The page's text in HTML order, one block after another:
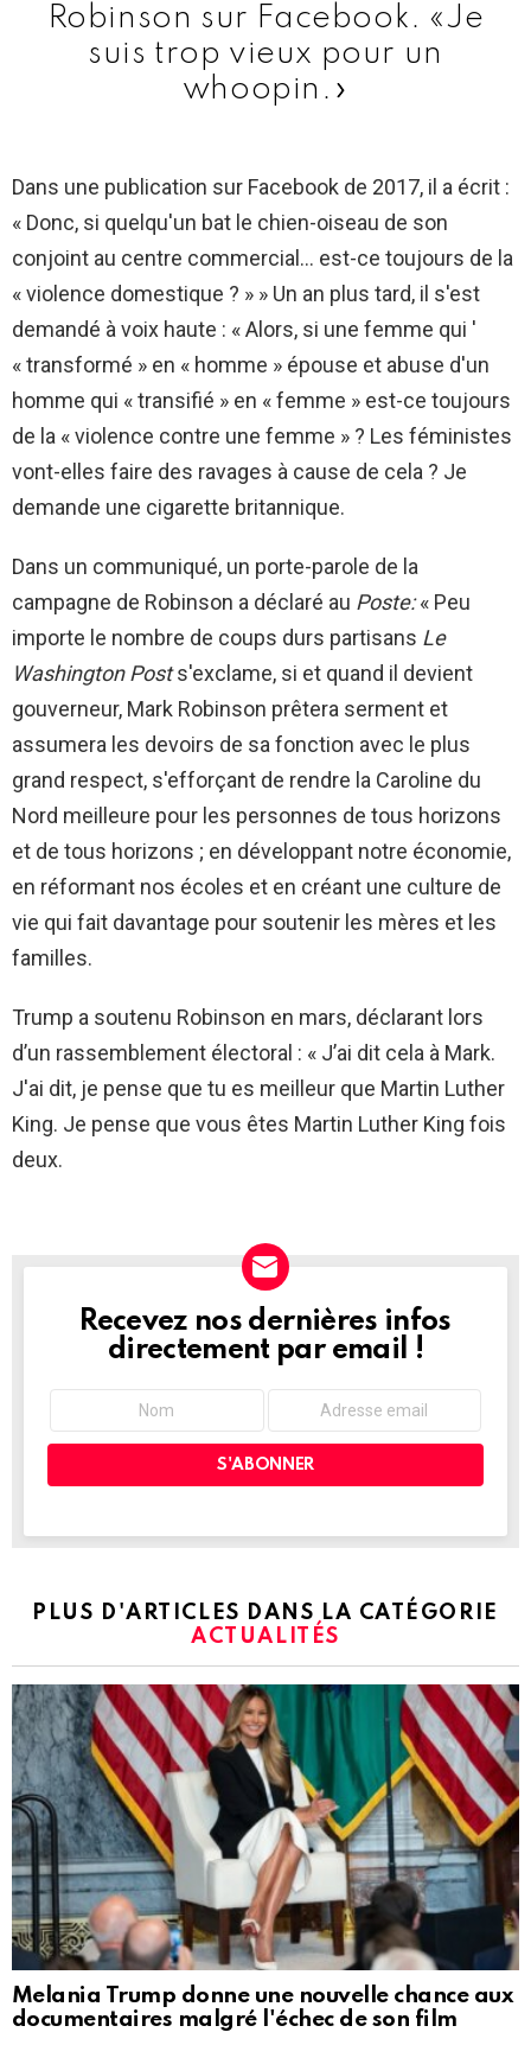
Robinson sur Facebook. «Je
suis trop vieux pour un
whoopin.»
Dans une publication sur Facebook de 2017, il a écrit :
« Donc, si quelqu'un bat le chien-oiseau de son
conjoint au centre commercial… est-ce toujours de la
« violence domestique ? » » Un an plus tard, il s'est
demandé à voix haute : « Alors, si une femme qui '
« transformé » en « homme » épouse et abuse d'un
homme qui « transifié » en « femme » est-ce toujours
de la « violence contre une femme » ? Les féministes
vont-elles faire des ravages à cause de cela ? Je
demande une cigarette britannique.
Dans un communiqué, un porte-parole de la
campagne de Robinson a déclaré au Poste:« Peu
importe le nombre de coups durs partisans Le
Washington Posts'exclame, si et quand il devient
gouverneur, Mark Robinson prêtera serment et
assumera les devoirs de sa fonction avec le plus
grand respect, s'efforçant de rendre la Caroline du
Nord meilleure pour les personnes de tous horizons
et de tous horizons ; en développant notre économie,
en réformant nos écoles et en créant une culture de
vie qui fait davantage pour soutenir les mères et les
familles.
Trump a soutenu Robinson en mars, déclarant lors
d’un rassemblement électoral : « J’ai dit cela à Mark.
J'ai dit, je pense que tu es meilleur que Martin Luther
King. Je pense que vous êtes Martin Luther King fois
deux.
NEWSLETTER
Recevez nos dernières infos
directement par email !
PLUS D'ARTICLES DANS LA CATÉGORIE
ACTUALITÉS
Melania Trump donne une nouvelle chance aux
documentaires malgré l'échec de son film